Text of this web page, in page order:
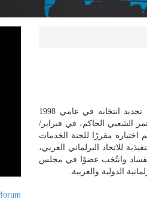
عضو في مجلس النواب اليمني منذ العام 1993، وتم تجديد انتخابه في عامي 1998
الشعبي الحاكم، في فبراير/
تم اختياره مقررًا للجنة الخدمات
للاتحاد البرلماني العربي،
وانتُخب عضوًا في مجلس
الدولية والعربية.